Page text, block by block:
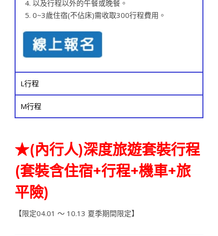
以及行程以外的午餐或晚餐。
0~3歲住宿(不佔床)需收取300行程費用。
L行程
M行程
★(內行人)深度旅遊套裝行程
(套裝含住宿+行程+機車+旅
平險)
【限定04.01 ～ 10.13 夏季期間限定】